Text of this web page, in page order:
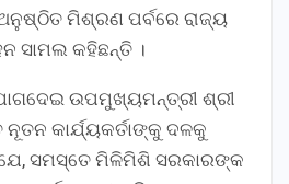
ମିଶ୍ରଣ ପର୍ବରେ ରାଜ୍ୟ
ସାମଲ କହିଛନ୍ତି ।
ଉପମୁଖ୍ୟମନ୍ତ୍ରୀ ଶ୍ରୀ
କାର୍ଯ୍ୟକର୍ତାଙ୍କୁ ଦଳକୁ
ସମସ୍ତେ ମିଳିମିଶି ସରକାରଙ୍କ